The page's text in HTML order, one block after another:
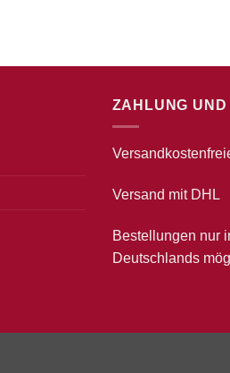
ZAHLUNG
Versand mit DHL
Bestellungen nur
Deutschlands